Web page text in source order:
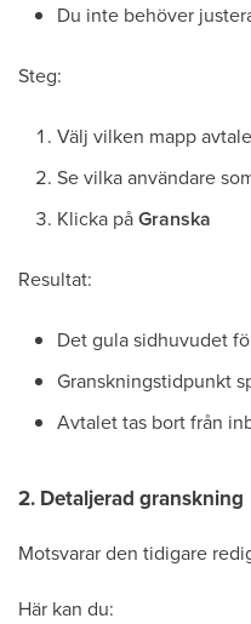
Du inte behöver
Steg:
Välj vilken mapp
Se vilka användare
Klicka påGranska
Resultat:
Det gula sidhuvudet
Granskningstidpunkt
Avtalet tas bort från
2. Detaljerad granskning
Motsvarar den tidigare
Här kan du: